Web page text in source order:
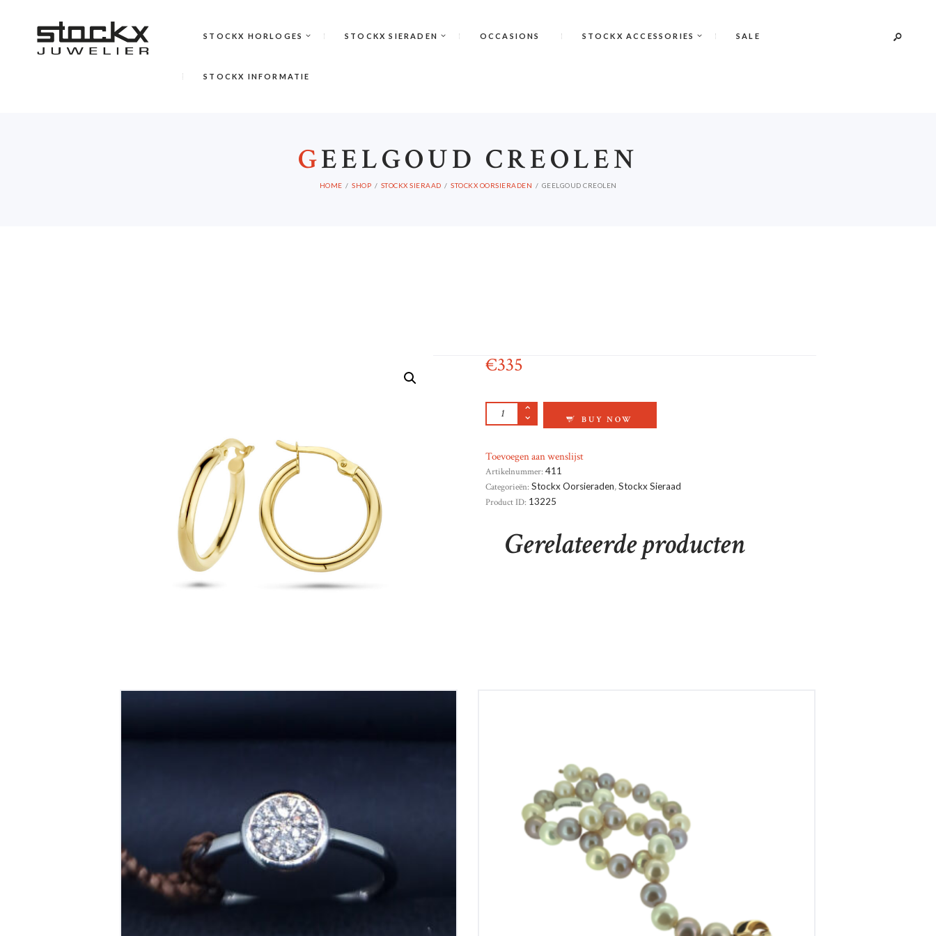
STOCKX HORLOGES STOCKX SIERADEN OCCASIONS STOCKX ACCESSORIES SALE
STOCKX INFORMATIE
GEELGOUD CREOLEN
HOME SHOP STOCKX SIERAAD STOCKX OORSIERADEN GEELGOUD CREOLEN
€335
GEELGOUD CREOLEN AANTAL
BUY NOW
Toevoegen aan wenslijst
Artikelnummer: 411
Categorieën: Stockx Oorsieraden,Stockx Sieraad
Product ID: 13225
Gerelateerde producten